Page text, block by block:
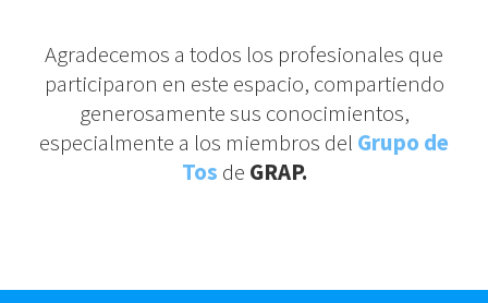
Agradecemos a todos los profesionales que
participaron en este espacio, compartiendo
generosamente sus conocimientos,
especialmente a los miembros del Grupo de
Tos de GRAP.